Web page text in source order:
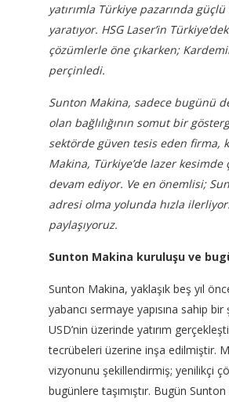
yatırımla Türkiye pazarında
yaratıyor. HSG Laser’in
çözümlerle öne çıkarken;
perçinledi.
Sunton Makina, sadece bugünü
olan bağlılığının somut bir
sektörde güven tesis eden firma,
Makina, Türkiye’de lazer
devam ediyor. Ve en önemlisi;
adresi olma yolunda hızla
paylaşıyoruz.
Sunton Makina kuruluşu ve
Sunton Makina, yaklaşık beş yıl
yabancı sermaye yapısına sahip
USD’nin üzerinde yatırım
tecrübeleri üzerine inşa edilmiştir.
vizyonunu şekillendirmiş; yenilikçi
bugünlere taşımıştır. Bugün